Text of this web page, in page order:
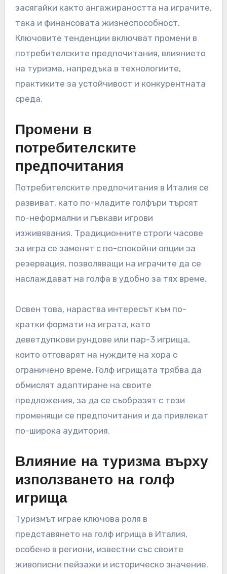
Кои пазарни тенденции
влияят на
игрища в Италия?
Пазарните тенденции значително влияят на
представянето на голф игрища в Италия,
засягайки както ангажираността на играчите,
така и финансовата жизнеспособност.
Ключовите тенденции включват промени в
потребителските предпочитания, влиянието
на туризма, напредъка в технологиите,
практиките за устойчивост и конкурентната
среда.
Промени в
потребителските
предпочитания
Потребителските предпочитания в Италия се
развиват, като по-младите голфъри търсят
по-неформални и гъвкави игрови
наслаждават на голфа в удобно за тях време.
Освен това, нараства интересът към по-
кратки формати на играта, като
деветдупкови рундове или пар-3 игрища,
които отговарят на нуждите на хора с
ограничено време. Голф игрищата трябва да
обмислят адаптиране на своите